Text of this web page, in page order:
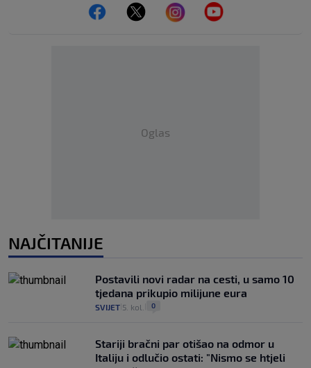
Oglas
NAJČITANIJE
Postavili novi radar na cesti, u samo 10
tjedana prikupio milijune eura
SVIJET 5. kol. 0
Stariji bračni par otišao na odmor u
Italiju i odlučio ostati: "Nismo se htjeli